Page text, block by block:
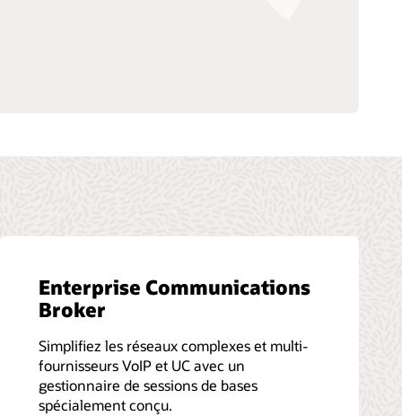
Enterprise Communications
Broker
Simplifiez les réseaux complexes et multi-
fournisseurs VoIP et UC avec un
gestionnaire de sessions de bases
spécialement conçu.